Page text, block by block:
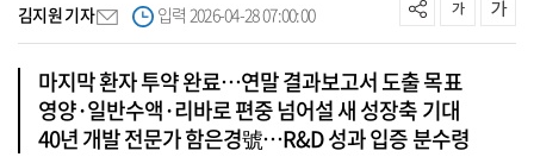
김지원 기자 입력 2026-04-28 07:00:00
마지막 환자 투약 완료…연말 결과보고서 도출 목표
영양·일반수액·리바로 편중 넘어설 새 성장축 기대
40년 개발 전문가 함은경號…R&D 성과 입증 분수령